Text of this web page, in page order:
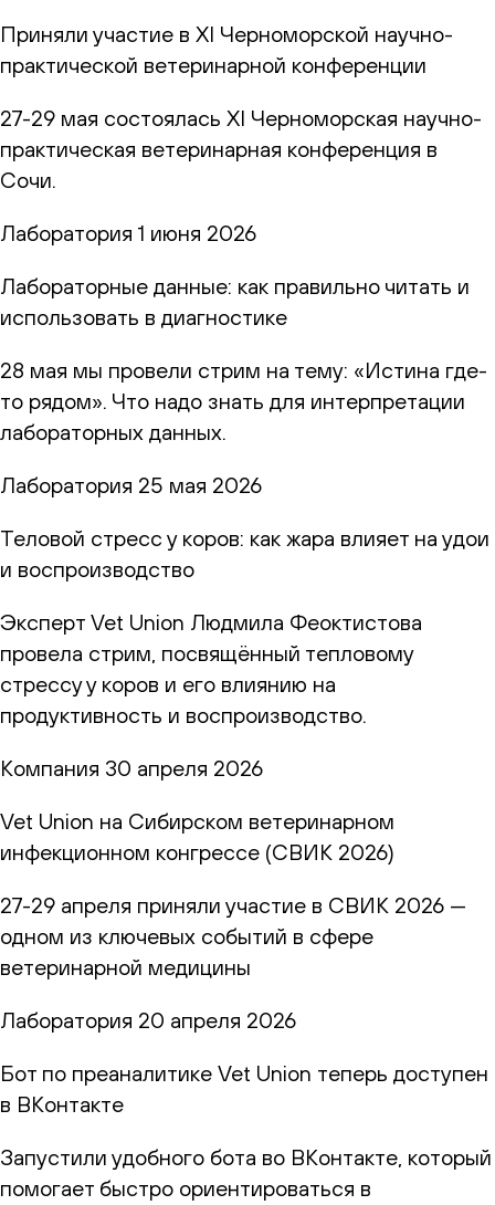
Приняли участие в XI Черноморской научно-
практической ветеринарной конференции
27-29 мая состоялась XI Черноморская научно-
практическая ветеринарная конференция в
Сочи.
Лаборатория 1 июня 2026
Лабораторные данные: как правильно читать и
использовать в диагностике
28 мая мы провели стрим на тему: «Истина где-
то рядом». Что надо знать для интерпретации
лабораторных данных.
Лаборатория 25 мая 2026
Теловой стресс у коров: как жара влияет на удои
и воспроизводство
Эксперт Vet Union Людмила Феоктистова
провела стрим, посвящённый тепловому
стрессу у коров и его влиянию на
продуктивность и воспроизводство.
Компания 30 апреля 2026
Vet Union на Сибирском ветеринарном
инфекционном конгрессе (СВИК 2026)
27-29 апреля приняли участие в СВИК 2026 —
одном из ключевых событий в сфере
ветеринарной медицины
Лаборатория 20 апреля 2026
Бот по преаналитике Vet Union теперь доступен
в ВКонтакте
Запустили удобного бота во ВКонтакте, который
помогает быстро ориентироваться в